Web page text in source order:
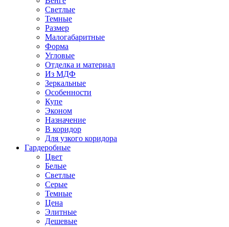
Светлые
Темные
Размер
Малогабаритные
Форма
Угловые
Отделка и материал
Из МДФ
Зеркальные
Особенности
Купе
Эконом
Назначение
В коридор
Для узкого коридора
Гардеробные
Цвет
Белые
Светлые
Серые
Темные
Цена
Элитные
Дешевые